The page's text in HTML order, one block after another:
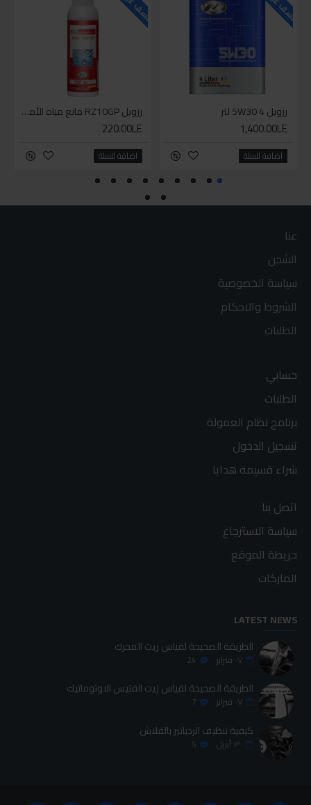
رزويل 5W30 4 لتر
1,400.00LE
اضافة للسلة
رزويل RZ10GP مانع مياه الأمطار 100مل
220.00LE
اضافة للسلة
عنا
الشحن
سياسة الخصوصية
الشروط والاحكام
الطلبات
حسابي
الطلبات
برنامج نظام العمولة
تسجيل الدخول
شراء قسيمة هدايا
اتصل بنا
سياسة الاسترجاع
خريطة الموقع
الماركات
LATEST NEWS
الطريقة الصحيحة لقياس زيت المحرك
٠٧ فبراير 24
الطريقة الصحيحة لقياس زيت الفتيس الاوتوماتيك
٠٧ فبراير 7
كيفية تنظيف الردياتير بالفلاش
٣٠ أبريل 5